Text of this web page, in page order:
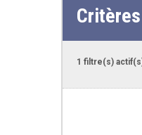
1 filtre(s)